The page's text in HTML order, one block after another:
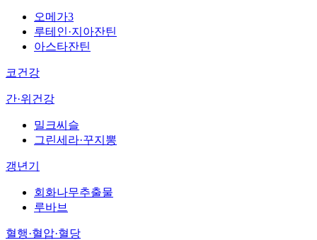
오메가3
루테인·지아잔틴
아스타잔틴
코건강
간·위건강
밀크씨슬
그린세라·꾸지뽕
갱년기
회화나무추출물
루바브
혈행·혈압·혈당